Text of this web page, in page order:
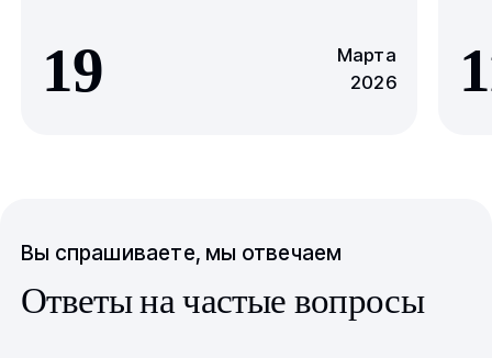
19
Марта
2026
Вы спрашиваете, мы отвечаем
Ответы на частые вопросы